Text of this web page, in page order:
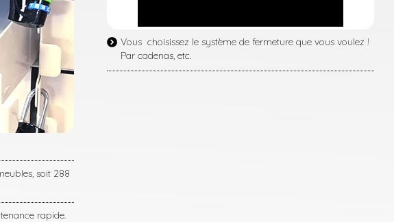
soit 288
rapide.
Vous choisissez le système de fermeture que vous voulez !
Par cadenas, etc.